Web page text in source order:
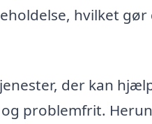
hvilket gør
der kan
problemfrit.